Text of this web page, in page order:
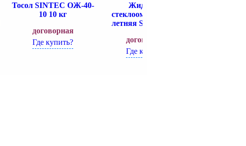
Тосол SINTEC ОЖ-40-
10 10 кг
договорная
Где купить?
Жидкость
стеклоомывающая
летняя SINTEC 5 л
договорная
Где купить?